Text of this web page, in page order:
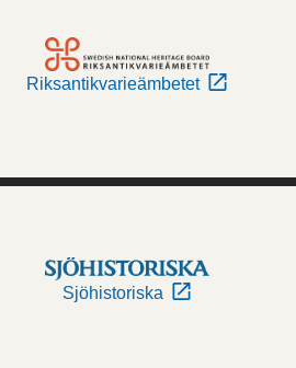
Riksantikvarieämbetet
Sjöhistoriska